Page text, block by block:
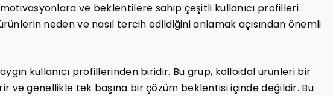
motivasyonlara ve beklentilere sahip çeşitli kullanıcı profilleri
neden ve nasıl tercih edildiğini anlamak açısından önemli
kullanıcı profillerinden biridir. Bu grup, kolloidal ürünleri bir
ve genellikle tek başına bir çözüm beklentisi içinde değildir. Bu